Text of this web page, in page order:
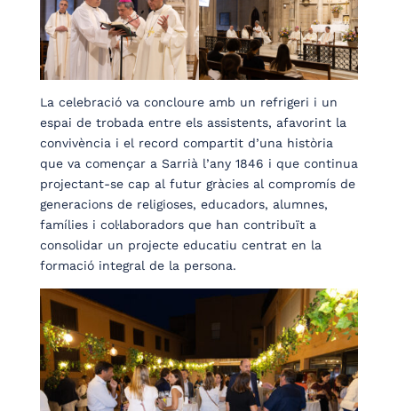
La celebració va concloure amb un refrigeri i un
espai de trobada entre els assistents, afavorint la
convivència i el record compartit d’una història
que va començar a Sarrià l’any 1846 i que continua
projectant-se cap al futur gràcies al compromís de
generacions de religioses, educadors, alumnes,
famílies i col·laboradors que han contribuït a
consolidar un projecte educatiu centrat en la
formació integral de la persona.